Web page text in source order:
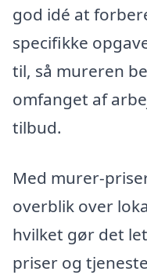
god idé at
specifikke
til, så mureren
omfanget af
tilbud.
Med murer-
overblik over
hvilket gør det
priser og